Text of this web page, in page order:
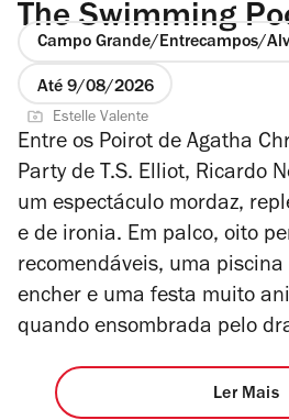
The Swimming
Campo Grande/Entrecampos/
Até 9/08/2026
Estelle Valente
Entre os Poirot de Agatha
Partyde T.S. Elliot, Ricardo
um espectáculo mordaz,
e de ironia. Em palco, oito
recomendáveis, uma
encher e uma festa muito
quando ensombrada pelo
Ler Mais